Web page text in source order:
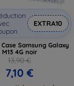
EXTRA10
Samsung Galaxy
M13 4G noir
13,90 €
7,10 €